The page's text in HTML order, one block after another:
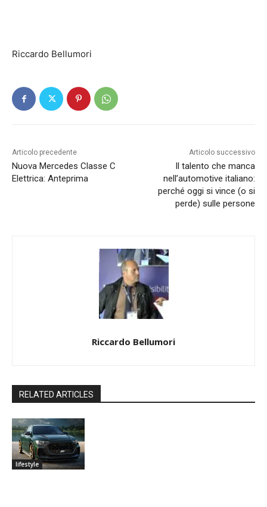
Riccardo Bellumori
Articolo precedente
Nuova Mercedes Classe C
Elettrica: Anteprima
Articolo successivo
Il talento che manca
nell’automotive italiano:
perché oggi si vince (o si
perde) sulle persone
Riccardo Bellumori
RELATED ARTICLES
lifestyle